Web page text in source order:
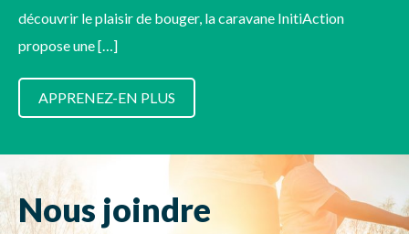
découvrir le plaisir de bouger, la caravane InitiAction
propose une […]
APPRENEZ-EN PLUS
Nous joindre